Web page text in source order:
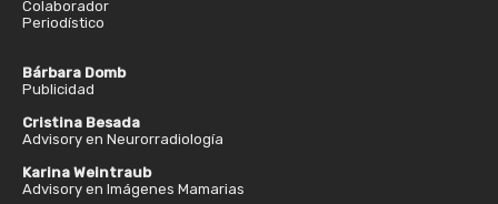
Colaborador
Periodístico
Bárbara Domb
Publicidad
Cristina Besada
Advisory en Neurorradiología
Karina Weintraub
Advisory en Imágenes Mamarias